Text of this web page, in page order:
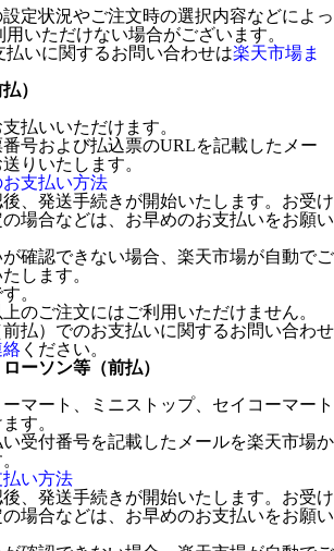
定状況やご注文時の選択内容などによっ
用いただけない場合がございます。
払いに関するお問い合わせは楽天市場ま
）
払いいただけます。
号および払込票のURLを記載したメー
りいたします。
支払い方法
、発送手続きが開始いたします。お受け
場合などは、お早めのお支払いをお願い
確認できない場合、楽天市場が自動でご
します。
。
のご注文にはご利用いただけません。
払）でのお支払いに関するお問い合わせ
絡 ください。
ーソン等（前払）
マート、ミニストップ、セイコーマート
す。
受付番号を記載したメールを楽天市場か
い方法
、発送手続きが開始いたします。お受け
場合などは、お早めのお支払いをお願い